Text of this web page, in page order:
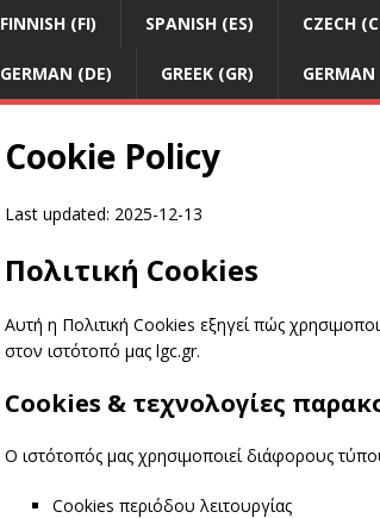
FINNISH (FI) SPANISH (ES) CZECH
GERMAN (DE) GREEK (GR)
Cookie Policy
Last updated: 2025-12-13
Πολιτική Cookies
Αυτή η Πολιτική Cookies εξηγεί πώς
στον ιστότοπό μας lgc.gr.
Cookies & τεχνολογίες
Ο ιστότοπός μας χρησιμοποιεί διάφορους
Cookies περιόδου λειτουργίας